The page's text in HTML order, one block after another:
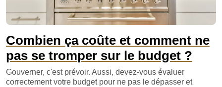
Combien ça coûte et comment ne
pas se tromper sur le budget ?
Gouverner, c'est prévoir. Aussi, devez-vous évaluer
correctement votre budget pour ne pas le dépasser et